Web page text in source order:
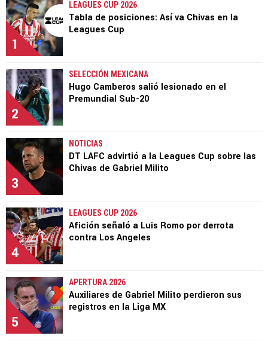
1
LEAGUES CUP 2026
Tabla de posiciones: Así va Chivas en la
Leagues Cup
2
SELECCIÓN MEXICANA
Hugo Camberos salió lesionado en el
Premundial Sub-20
3
NOTICIAS
DT LAFC advirtió a la Leagues Cup sobre las
Chivas de Gabriel Milito
4
LEAGUES CUP 2026
Afición señaló a Luis Romo por derrota
contra Los Angeles
5
APERTURA 2026
Auxiliares de Gabriel Milito perdieron sus
registros en la Liga MX